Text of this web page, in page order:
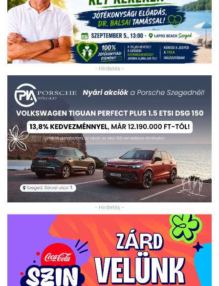
- Hirdetés -
- Hirdetés -